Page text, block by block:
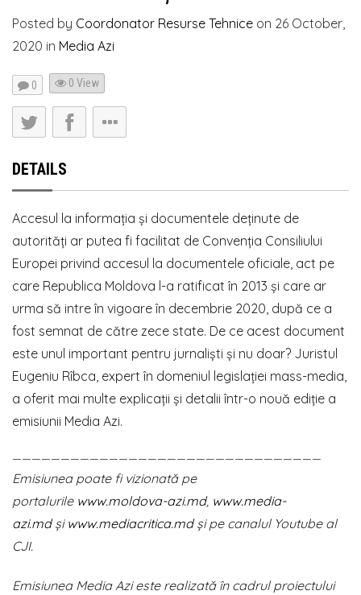
Posted by Coordonator Resurse Tehnice on 26 October,
2020 in Media Azi
0 0 View
DETAILS
Accesul la informația și documentele deținute de
autorități ar putea fi facilitat de Convenția Consiliului
Europei privind accesul la documentele oficiale, act pe
care Republica Moldova l-a ratificat în 2013 și care ar
urma să intre în vigoare în decembrie 2020, după ce a
fost semnat de către zece state. De ce acest document
este unul important pentru jurnaliști și nu doar? Juristul
Eugeniu Rîbca, expert în domeniul legislației mass-media,
a oferit mai multe explicații și detalii într-o nouă ediție a
emisiunii Media Azi.
————————————————————————————————
Emisiunea poate fi vizionată pe
portalurile www.moldova-azi.md, www.media-
azi.mdși www.mediacritica.mdși pe canalul Youtube al
CJI.
Emisiunea Media Azi este realizată în cadrul proiectului